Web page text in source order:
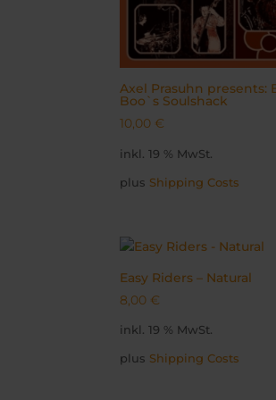
Axel Prasuhn presents:
Boo`s Soulshack
10,00 €
inkl. 19 % MwSt.
plus Shipping Costs
Easy Riders – Natural
8,00 €
inkl. 19 % MwSt.
plus Shipping Costs